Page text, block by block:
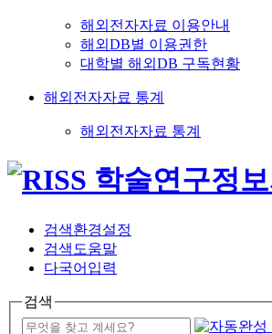
해외전자자료 이용안내
해외DB별 이용권한
대학별 해외DB 구독현황
해외전자자료 통계
해외전자자료 통계
검색환경설정
검색도움말
다국어입력
검색